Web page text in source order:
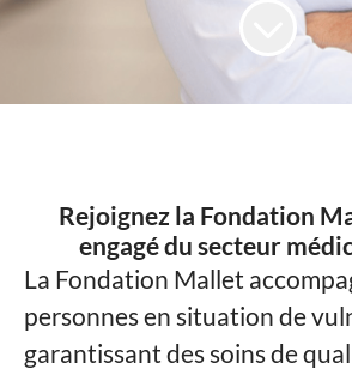
Rejoignez la Fondation
engagé du secteur
La Fondation Mallet
personnes en situation de
garantissant des soins de